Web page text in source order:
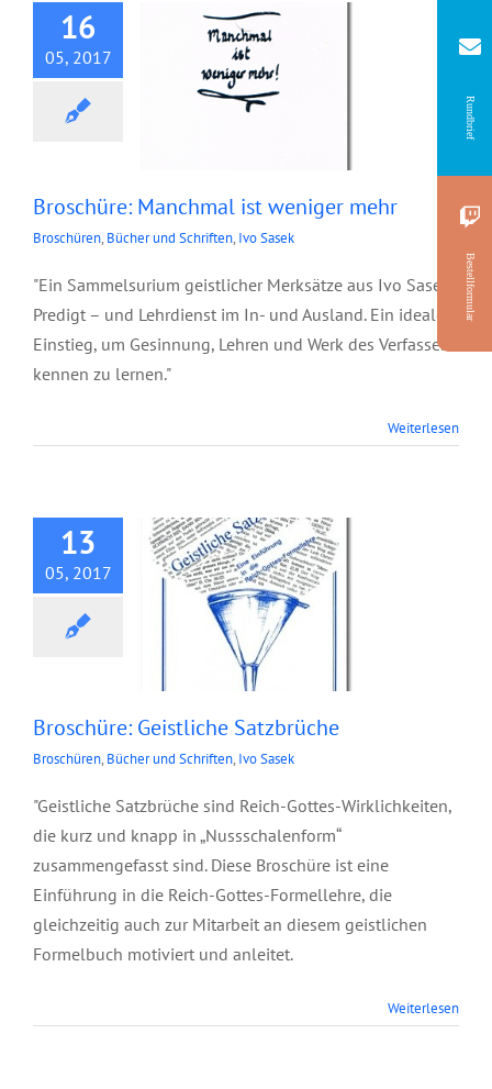
16
05, 2017
Broschüre: Manchmal ist weniger mehr
Broschüren, Bücher und Schriften, Ivo Sasek
"Ein Sammelsurium geistlicher Merksätze aus Ivo Saseks
Predigt – und Lehrdienst im In- und Ausland. Ein idealer
Einstieg, um Gesinnung, Lehren und Werk des Verfassers
kennen zu lernen."
Weiterlesen
13
05, 2017
Broschüre: Geistliche Satzbrüche
Broschüren, Bücher und Schriften, Ivo Sasek
"Geistliche Satzbrüche sind Reich-Gottes-Wirklichkeiten,
die kurz und knapp in „Nussschalenform“
zusammengefasst sind. Diese Broschüre ist eine
Einführung in die Reich-Gottes-Formellehre, die
gleichzeitig auch zur Mitarbeit an diesem geistlichen
Formelbuch motiviert und anleitet.
Weiterlesen
Rundbrief
Bestellformular